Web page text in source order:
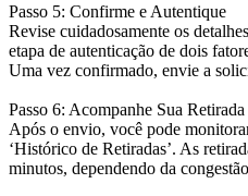
Passo 5: Confirme e Autentique
Revise cuidadosamente os
etapa de autenticação de dois
Uma vez confirmado, envie a
Passo 6: Acompanhe Sua Retirada
Após o envio, você pode
‘Histórico de Retiradas’. As
minutos, dependendo da